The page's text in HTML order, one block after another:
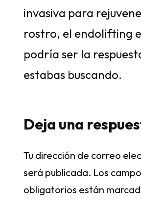
invasiva para
rostro, el endolifting
podría ser la
estabas buscando.
Deja una
Tu dirección de correo
será publicada. Los
obligatorios están